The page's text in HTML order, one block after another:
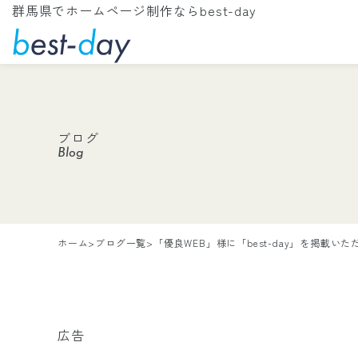
群馬県でホームページ制作ならbest-day
Blog
ブログ
ホーム> ブログ一覧> 「優良WEB」様に「best-day」を掲載いた
広告